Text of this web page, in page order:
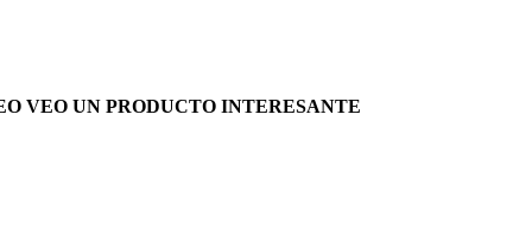
VEO UN PRODUCTO INTERESANTE